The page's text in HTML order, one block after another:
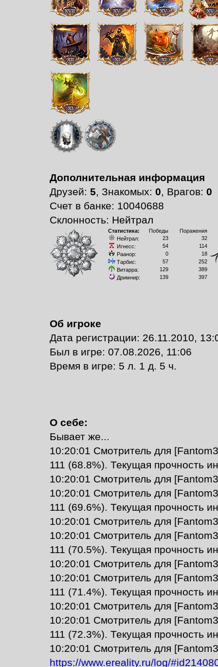
Дополнительная информация
Друзей: 5, Знакомых: 0, Врагов: 0
Счет в банке: 10040688
Склонность: Нейтрал
Статистика: Победы
Поражения
Нейтрал:
23
32
Игнесс:
54
114
Раанор:
0
18
Тарбис:
57
252
Витарра:
129
389
Дримнир:
139 397
Об игроке
Дата регистрации: 26.11.2010,
Был в игре: 07.08.2026, 11:06
Время в игре: 5 л. 1 д. 5 ч.
О себе:
Бывает же...
10:20:01 Смотритель для
111 (68.8%). Текущая прочность
10:20:01 Смотритель для
10:20:01 Смотритель для
111 (69.6%). Текущая прочность
10:20:01 Смотритель для
10:20:01 Смотритель для
111 (70.5%). Текущая прочность
10:20:01 Смотритель для
10:20:01 Смотритель для
111 (71.4%). Текущая прочность
10:20:01 Смотритель для
10:20:01 Смотритель для
111 (72.3%). Текущая прочность
10:20:01 Смотритель для
https://www.ereality.ru/log/